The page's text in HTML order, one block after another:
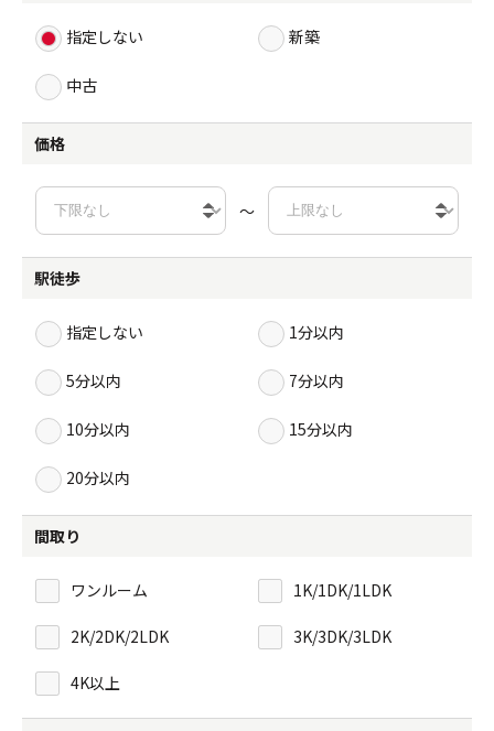
指定しない 新築
中古
価格
～
駅徒歩
指定しない 1分以内
5分以内 7分以内
10分以内 15分以内
20分以内
間取り
ワンルーム 1K/1DK/1LDK
2K/2DK/2LDK 3K/3DK/3LDK
4K以上